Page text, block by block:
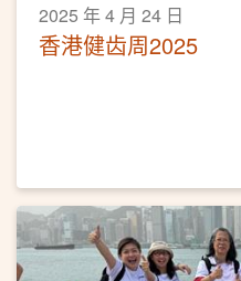
2025 年 4 月 24 日
香港健齿周2025